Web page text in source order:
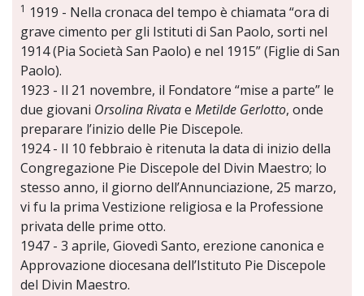
1 1919 - Nella cronaca del tempo è chiamata “ora di
grave cimento per gli Istituti di San Paolo, sorti nel
1914 (Pia Società San Paolo) e nel 1915” (Figlie di San
Paolo).
1923 - Il 21 novembre, il Fondatore “mise a parte” le
due giovani Orsolina Rivatae Metilde Gerlotto, onde
preparare l’inizio delle Pie Discepole.
1924 - Il 10 febbraio è ritenuta la data di inizio della
Congregazione Pie Discepole del Divin Maestro; lo
stesso anno, il giorno dell’Annunciazione, 25 marzo,
vi fu la prima Vestizione religiosa e la Professione
privata delle prime otto.
1947 - 3 aprile, Giovedì Santo, erezione canonica e
Approvazione diocesana dell’Istituto Pie Discepole
del Divin Maestro.